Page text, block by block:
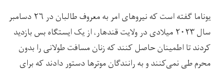
یوناما گفته است که نیروهای امر به معروف طالبان در ۲۶ دسامبر
سال ۲۰۲۳ میلادی در ولایت قندهار، از یک ایستگاه بس بازدید
کردند تا اطمینان حاصل کنند که زنان مسافت طولانی را بدون
محرم طی نمی‌کنند و به رانندگان موترها دستور دادند که برای